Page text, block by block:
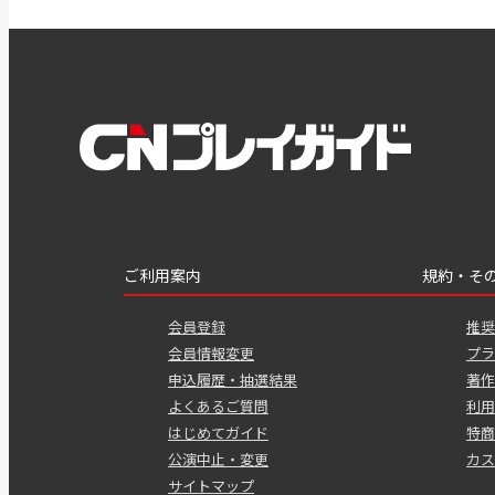
ご利用案内
会員登録
会員情報変更
申込履歴・抽選結果
よくあるご質問
はじめてガイド
公演中止・変更
サイトマップ
規約・そ
推
プ
著
利
特
カ